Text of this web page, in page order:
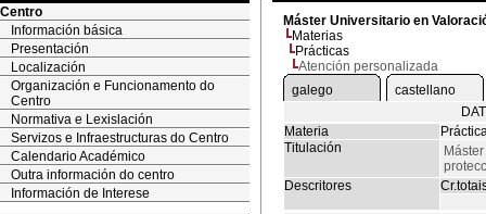
Centro
Información básica
Presentación
Localización
Organización e Funcionamento do
Centro
Normativa e Lexislación
Servizos e Infraestructuras do Centro
Calendario Académico
Outra información do centro
Información de Interese
Máster Universitario en
Materias
Prácticas
Atención personalizada
galego
castellano
Materia
Titulación
Descritores